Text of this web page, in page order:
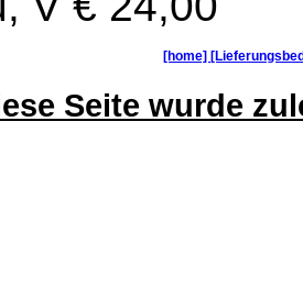
[home]
Seite wurde